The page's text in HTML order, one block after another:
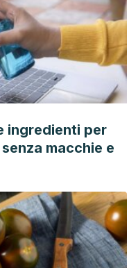
ingredienti per
macchie e